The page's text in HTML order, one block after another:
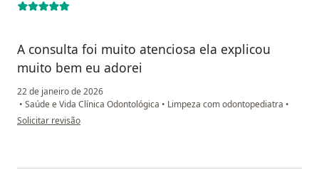
A consulta foi muito atenciosa ela explicou
muito bem eu adorei
22 de janeiro de 2026
• Saúde e Vida Clínica Odontológica • Limpeza com odontopediatra •
na opinião do utilizador ÉrickaJúlia Sampaio Pereira
Solicitar revisão